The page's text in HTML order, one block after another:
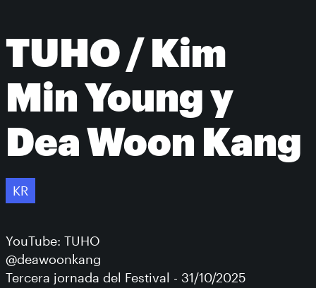
TUHO / Kim
Min Young y
Dea Woon Kang
KR
YouTube: TUHO
@deawoonkang
Tercera jornada del Festival - 31/10/2025